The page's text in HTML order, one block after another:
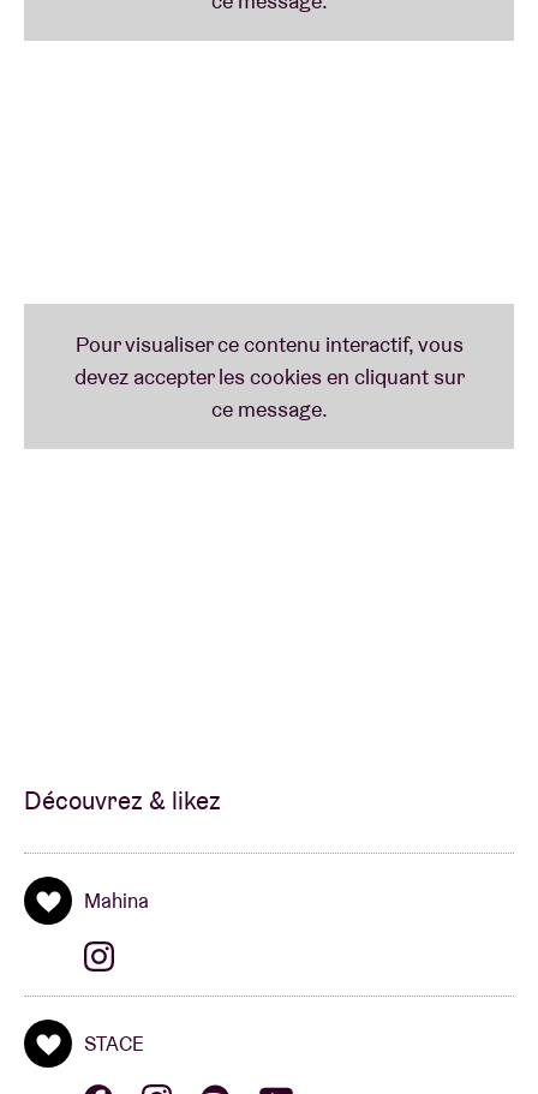
Découvrez & likez
Mahina
STACE